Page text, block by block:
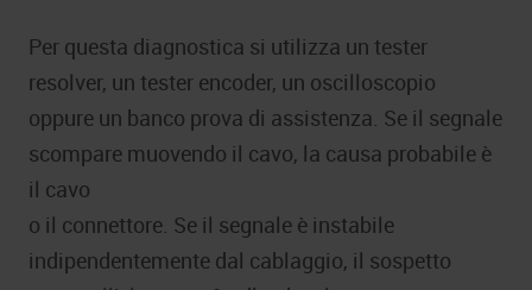
Per questa diagnostica si utilizza un tester
resolver, un tester encoder, un oscilloscopio
oppure un banco prova di assistenza. Se il segnale
scompare muovendo il cavo, la causa probabile è
il cavo
o il connettore. Se il segnale è instabile
indipendentemente dal cablaggio, il sospetto